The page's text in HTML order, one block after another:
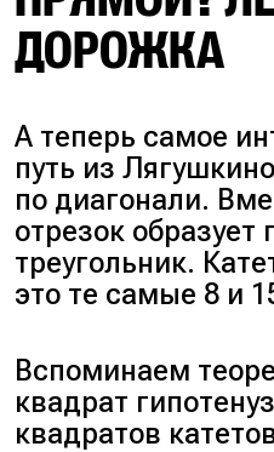
ДОРОЖКА
А теперь самое
путь из
по диагонали.
отрезок
треугольник.
это те самые 8 и
Вспоминаем
квадрат
квадратов